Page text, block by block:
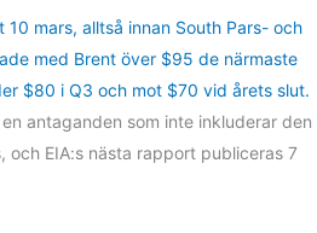
10 mars, alltså innan South Pars- och
med Brent över $95 de närmaste
$80 i Q3 och mot $70 vid årets slut.
antaganden som inte inkluderar den
och EIA:s nästa rapport publiceras 7